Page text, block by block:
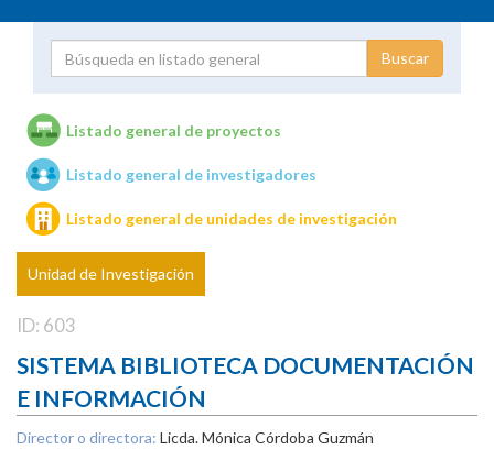
Unidades de investigación
Listado general de proyectos
Listado general de investigadores
Listado general de unidades de investigación
Unidad de Investigación
ID: 603
SISTEMA BIBLIOTECA DOCUMENTACIÓN
E INFORMACIÓN
Director o directora: Licda. Mónica Córdoba Guzmán